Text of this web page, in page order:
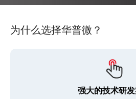
为什么选择华普微？
强大的技术研